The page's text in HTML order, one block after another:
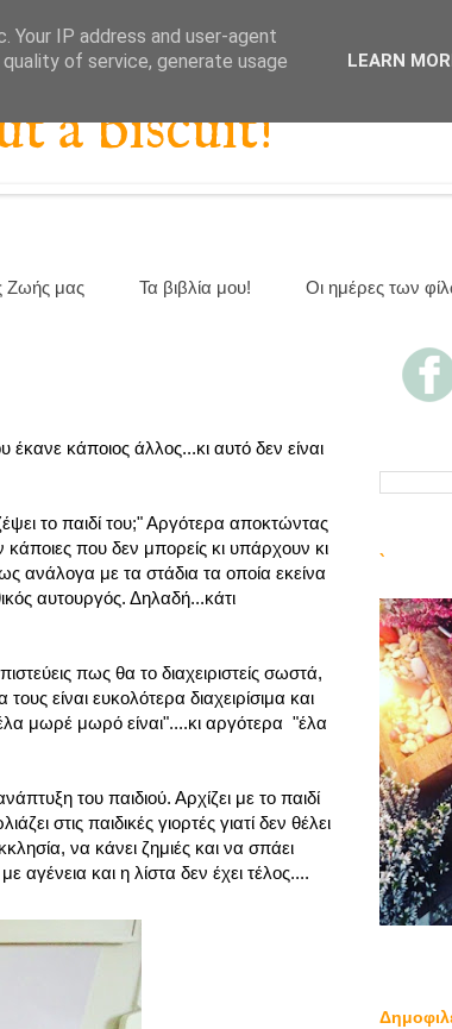
a biscuit!
Ζωής μας Τα βιβλία μου! Οι ημέρες των
έκανε κάποιος άλλος...κι αυτό δεν είναι
το παιδί του;" Αργότερα αποκτώντας
που δεν μπορείς κι υπάρχουν κι
ανάλογα με τα στάδια τα οποία εκείνα
αυτουργός. Δηλαδή...κάτι
πως θα το διαχειριστείς σωστά,
είναι ευκολότερα διαχειρίσιμα και
μωρέ μωρό είναι"....κι αργότερα "έλα
του παιδιού. Αρχίζει με το παιδί
στις παιδικές γιορτές γιατί δεν θέλει
να κάνει ζημιές και να σπάει
και η λίστα δεν έχει τέλος....
`
IP address and user-agent
of service, generate usage
LEARN